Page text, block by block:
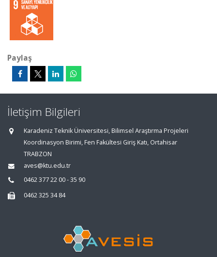
Paylaş
İletişim Bilgileri
Karadeniz Teknik Üniversitesi, Bilimsel Araştırma Projeleri
Koordinasyon Birimi, Fen Fakültesi Giriş Katı, Ortahisar
TRABZON
aves@ktu.edu.tr
0462 377 22 00 - 35 90
0462 325 34 84